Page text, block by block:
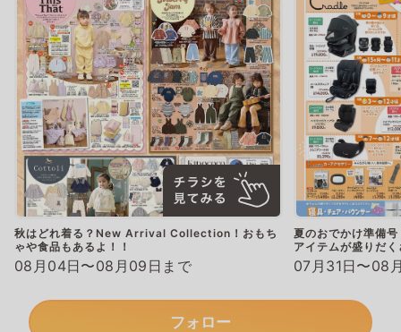
秋はどれ着る？New Arrival Collection！おもち
ゃや食品もあるよ！！
08月04日〜08月09日まで
夏のおでかけ準備
アイテムが盛りだ
07月31日〜08
フォロー